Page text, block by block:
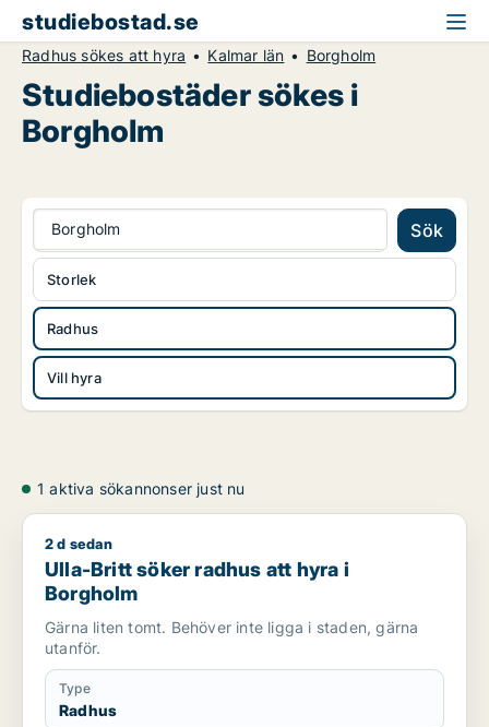
studiebostad.se
Radhus sökes att hyra Kalmar län Borgholm
Studiebostäder sökes i
Borgholm
Borgholm Sök
Radhus
Vill hyra
Storlek
1 aktiva sökannonser just nu
Ulla-Britt söker radhus att hyra i Borgholm
2 d sedan
Ulla-Britt söker radhus att hyra i
Borgholm
Gärna liten tomt. Behöver inte ligga i staden, gärna
utanför.
Type
Radhus